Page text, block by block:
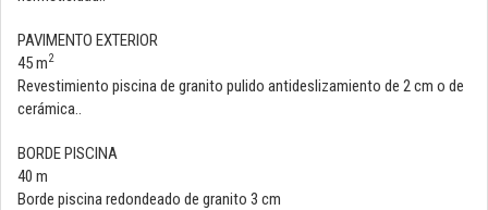
PAVIMENTO EXTERIOR
45 m2
Revestimiento piscina de granito pulido antideslizamiento de 2 cm o de
cerámica..
BORDE PISCINA
40 m
Borde piscina redondeado de granito 3 cm